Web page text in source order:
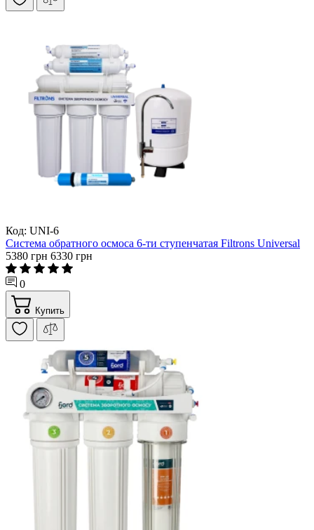
Код: UNI-6
Система обратного осмоса 6-ти ступенчатая Filtrons Universal
5380 грн 6330 грн
0
Купить